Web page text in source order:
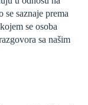
saznaje prema
se osoba
sa našim